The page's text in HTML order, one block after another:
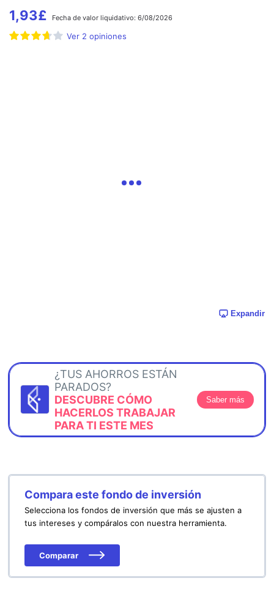
1,93£ Fecha de valor liquidativo: 6/08/2026
Ver 2 opiniones
Expandir
¿TUS AHORROS ESTÁN
PARADOS?
DESCUBRE CÓMO
HACERLOS TRABAJAR
PARA TI ESTE MES
Saber más
Compara este fondo de inversión
Selecciona los fondos de inversión que más se ajusten a
tus intereses y compáralos con nuestra herramienta.
Comparar